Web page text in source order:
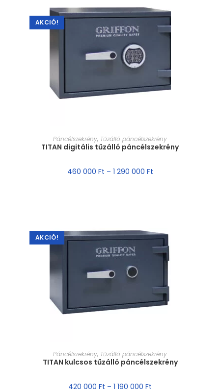
AKCIÓ!
MÉRET VÁLASZTÁSA
Páncélszekrény, Tűzálló páncélszekrény
TITAN digitális tűzálló páncélszekrény
460 000 Ft – 1 290 000 Ft
AKCIÓ!
MÉRET VÁLASZTÁSA
Páncélszekrény, Tűzálló páncélszekrény
TITAN kulcsos tűzálló páncélszekrény
420 000 Ft – 1 190 000 Ft